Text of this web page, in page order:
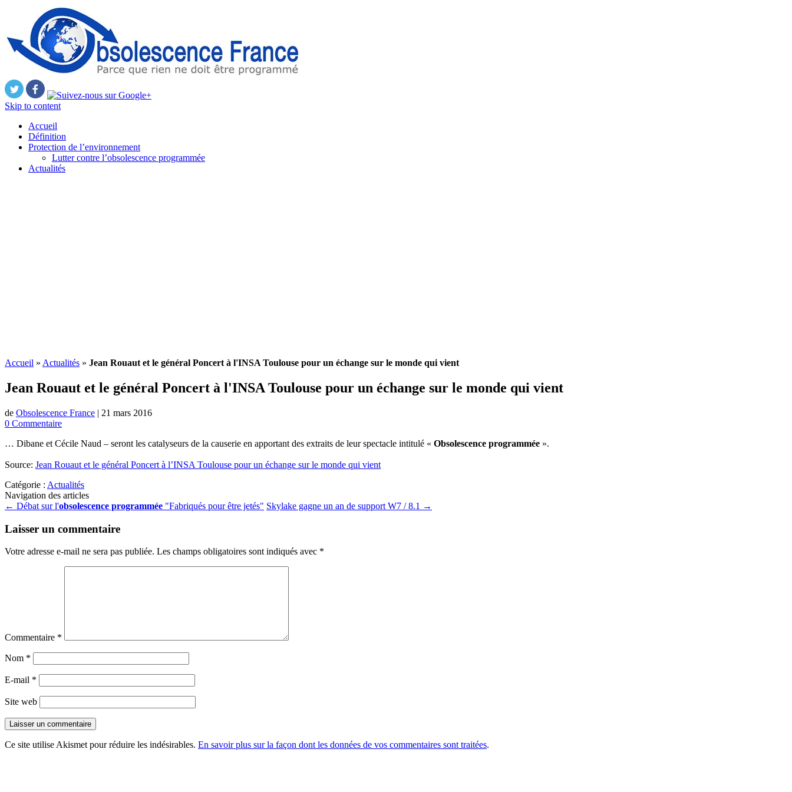
Skip to content
Accueil
Définition
Protection de l’environnement
Lutter contre l’obsolescence programmée
Actualités
Accueil » Actualités » Jean Rouaut et le général Poncert à l'INSA Toulouse pour un échange sur le monde qui vient
Jean Rouaut et le général Poncert à l'INSA Toulouse pour un échange sur le monde qui vient
de Obsolescence France | 21 mars 2016
0 Commentaire
… Dibane et Cécile Naud – seront les catalyseurs de la causerie en apportant des extraits de leur spectacle intitulé « Obsolescence programmée ».
Source: Jean Rouaut et le général Poncert à l’INSA Toulouse pour un échange sur le monde qui vient
Catégorie : Actualités
Navigation des articles
← Débat sur l'obsolescence programmée "Fabriqués pour être jetés" Skylake gagne un an de support W7 / 8.1 →
Laisser un commentaire
Votre adresse e-mail ne sera pas publiée. Les champs obligatoires sont indiqués avec *
Commentaire *
Nom *
E-mail *
Site web
Ce site utilise Akismet pour réduire les indésirables. En savoir plus sur la façon dont les données de vos commentaires sont traitées.